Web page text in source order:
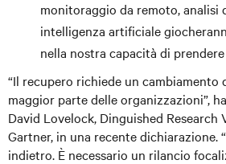
monitoraggio da remoto, analisi
intelligenza artificiale
nella nostra capacità di
“Il recupero richiede un cambiamento
maggior parte delle organizzazioni”,
David Lovelock, Dinguished Research
Gartner, in una recente dichiarazione.
indietro. È necessario un rilancio